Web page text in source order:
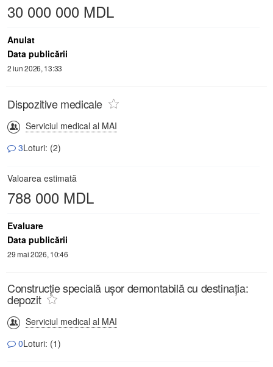
30 000 000 MDL
Anulat
Data publicării
2 iun 2026, 13:33
Dispozitive medicale
Serviciul medical al MAI
3Loturi: (2)
Valoarea estimată
788 000 MDL
Evaluare
Data publicării
29 mai 2026, 10:46
Construcție specială ușor demontabilă cu destinația:
depozit
Serviciul medical al MAI
0Loturi: (1)